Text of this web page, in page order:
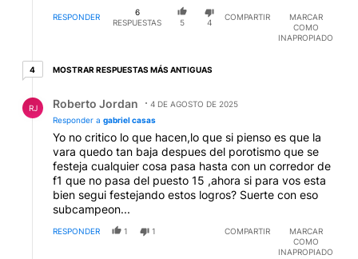
RESPONDER
6
RESPUESTAS
5 4
COMPARTIR
MARCAR
COMO
INAPROPIADO
44 respuestas más antiguas
MOSTRAR RESPUESTAS MÁS ANTIGUAS
RJ Roberto Jordan
4 DE AGOSTO DE 2025
Responder a gabriel casas
Yo no critico lo que hacen,lo que si pienso es que la
vara quedo tan baja despues del porotismo que se
festeja cualquier cosa pasa hasta con un corredor de
f1 que no pasa del puesto 15 ,ahora si para vos esta
bien segui festejando estos logros? Suerte con eso
subcampeon...
RESPONDER 1 1 COMPARTIR
MARCAR
COMO
INAPROPIADO